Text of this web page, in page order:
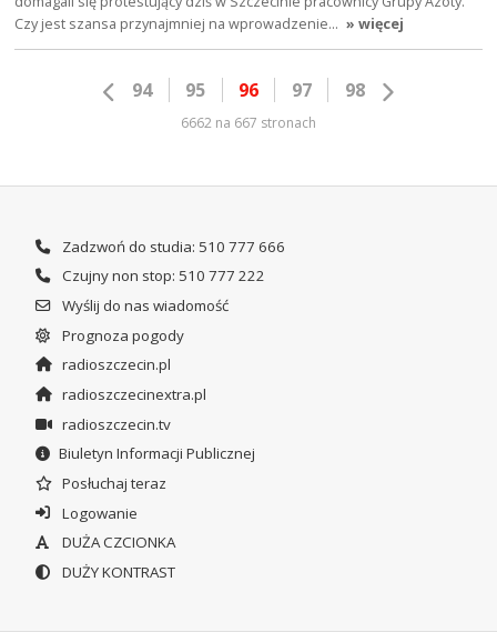
Czy jest szansa przynajmniej na wprowadzenie… » więcej
94 95 96 97 98
6662 na 667 stronach
Zadzwoń do studia: 510 777 666
Czujny non stop: 510 777 222
Wyślij do nas wiadomość
Prognoza pogody
radioszczecin.pl
radioszczecinextra.pl
radioszczecin.tv
Biuletyn Informacji Publicznej
Posłuchaj teraz
Logowanie
DUŻA CZCIONKA
DUŻY KONTRAST